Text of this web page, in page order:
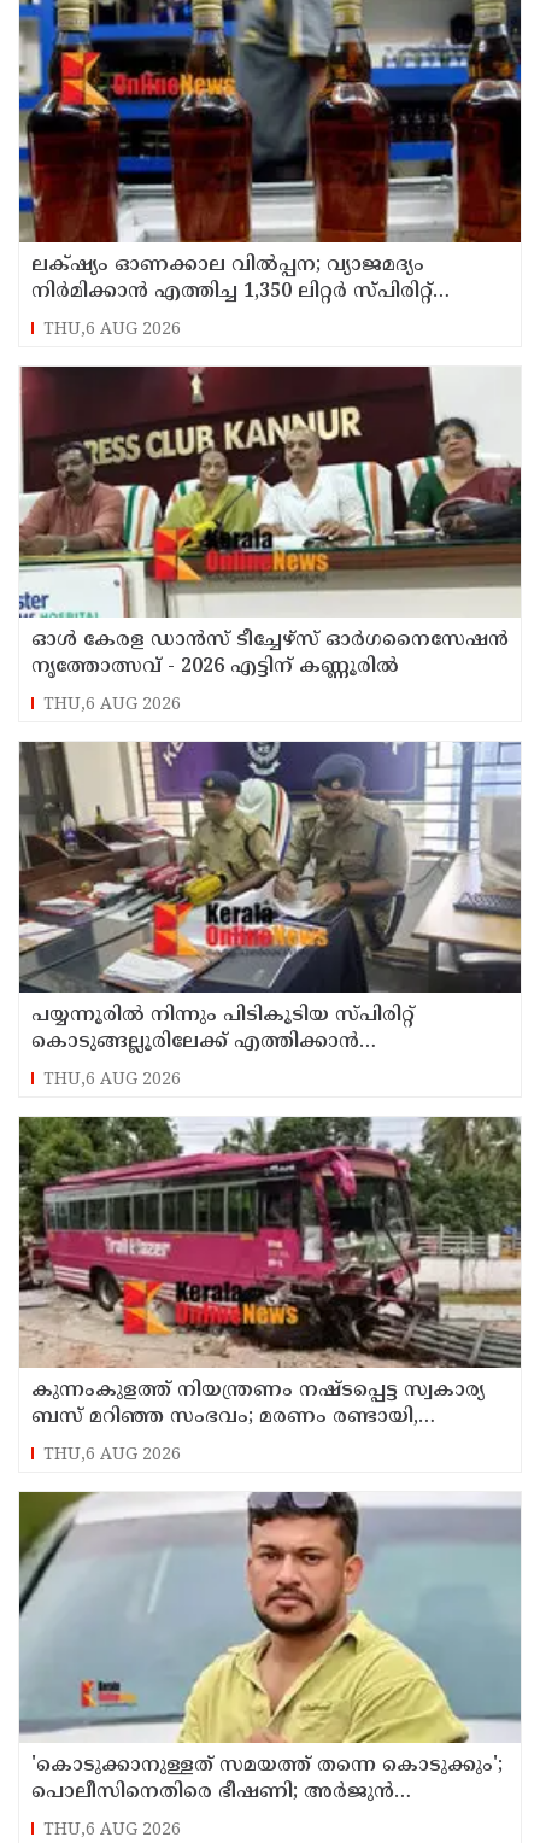
ലക്‌ഷ്യം ഓണക്കാല വിൽപ്പന; വ്യാജമദ്യം
നിർമിക്കാൻ എത്തിച്ച 1,350 ലിറ്റർ സ്പിരിറ്റ്
പിടികൂടി; രണ്ട് പേർ അറസ്റ്റിൽ
THU,6 AUG 2026
ഓൾ കേരള ഡാൻസ് ടീച്ചേഴ്സ് ഓർഗനൈസേഷൻ
നൃത്തോത്സവ് - 2026 എട്ടിന് കണ്ണൂരിൽ
THU,6 AUG 2026
പയ്യന്നൂരിൽ നിന്നും പിടികൂടിയ സ്പിരിറ്റ്
കൊടുങ്ങല്ലൂരിലേക്ക് എത്തിക്കാൻ
പദ്ധതിയിട്ടുവെന്ന് എക്സൈസ് ഡെപ്യൂട്ടി
കമ്മിഷണർ
THU,6 AUG 2026
കുന്നംകുളത്ത് നിയന്ത്രണം നഷ്ടപ്പെട്ട സ്വകാര്യ
ബസ് മറിഞ്ഞ സംഭവം; മരണം രണ്ടായി,
എട്ടുപേർക്ക് പരിക്ക്
THU,6 AUG 2026
'കൊടുക്കാനുള്ളത് സമയത്ത് തന്നെ കൊടുക്കും';
പൊലീസിനെതിരെ ഭീഷണി; അർജുൻ
ആയങ്കിക്കെതിരെ കേസെടുത്തു
THU,6 AUG 2026